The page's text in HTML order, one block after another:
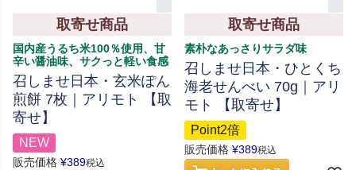
取寄せ商品
国内産うるち米100％使用、甘
辛い醤油味、サクっと軽い食感
召しませ日本・玄米ぽん
煎餅 7枚｜アリモト 【取
寄せ】
NEW
販売価格 ¥389税込
取寄せ商品
素朴なあっさりサラダ味
召しませ日本・ひとくち
海老せんべい 70g｜アリ
モト 【取寄せ】
Point2倍
販売価格 ¥389税込